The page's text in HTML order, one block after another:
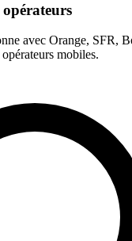
avec Orange, SFR,
mobiles.